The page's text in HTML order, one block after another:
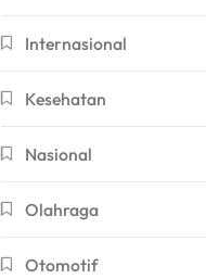
Internasional
Kesehatan
Nasional
Olahraga
Otomotif